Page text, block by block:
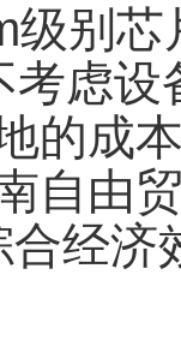
级别
考虑
的成
自由
经济